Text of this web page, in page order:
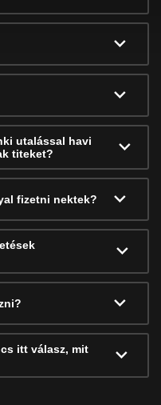
utalással havi
titeket?
fizetni nektek?
itt válasz, mit